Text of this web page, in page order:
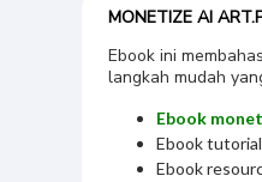
MONETIZE AI
Ebook ini
langkah mudah
Ebook
Ebook
Ebook